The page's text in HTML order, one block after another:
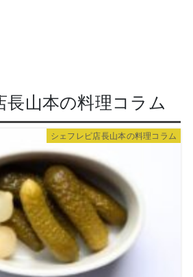
山本の料理コラム
シェフレピ店長山本の料理コラム